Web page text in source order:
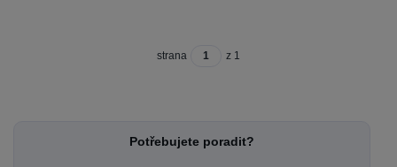
strana z 1
Potřebujete poradit?